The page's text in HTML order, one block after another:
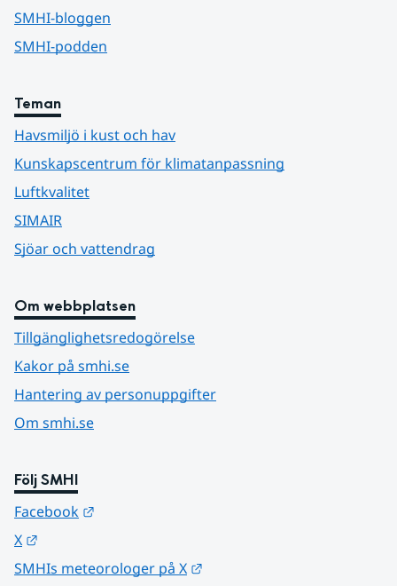
SMHI-bloggen
SMHI-podden
Teman
Havsmiljö i kust och hav
Kunskapscentrum för klimatanpassning
Luftkvalitet
SIMAIR
Sjöar och vattendrag
Om webbplatsen
Tillgänglighetsredogörelse
Kakor på smhi.se
Hantering av personuppgifter
Om smhi.se
Följ SMHI
Facebook
X
SMHIs meteorologer på X